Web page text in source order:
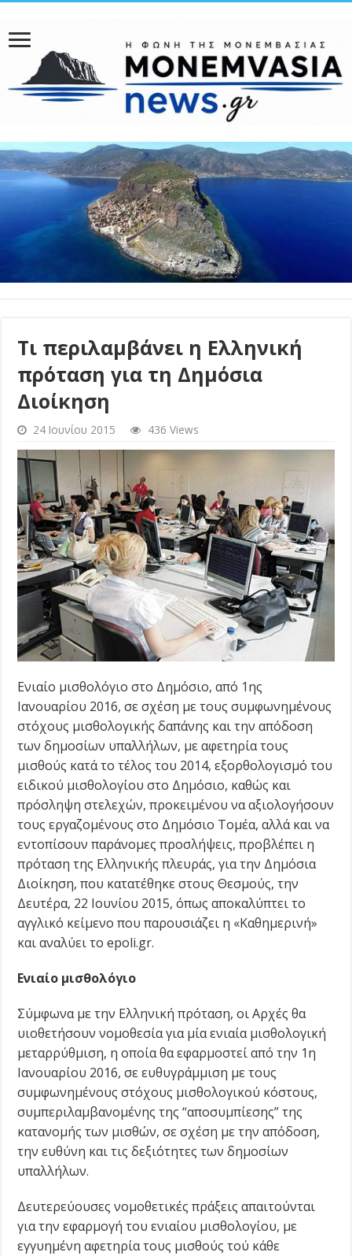
Τι περιλαμβάνει η Ελληνική
πρόταση για τη Δημόσια
Διοίκηση
24 Ιουνίου 2015 436 Views
Ενιαίο μισθολόγιο στο Δημόσιο, από 1ης
Ιανουαρίου 2016, σε σχέση με τους συμφωνημένους
στόχους μισθολογικής δαπάνης και την απόδοση
των δημοσίων υπαλλήλων, με αφετηρία τους
μισθούς κατά το τέλος του 2014, εξορθολογισμό του
ειδικού μισθολογίου στο Δημόσιο, καθώς και
πρόσληψη στελεχών, προκειμένου να αξιολογήσουν
τους εργαζομένους στο Δημόσιο Τομέα, αλλά και να
εντοπίσουν παράνομες προσλήψεις, προβλέπει η
πρόταση της Ελληνικής πλευράς, για την Δημόσια
Διοίκηση, που κατατέθηκε στους Θεσμούς, την
Δευτέρα, 22 Ιουνίου 2015, όπως αποκαλύπτει το
αγγλικό κείμενο που παρουσιάζει η «Καθημερινή»
και αναλύει το epoli.gr.
Ενιαίο μισθολόγιο
Σύμφωνα με την Ελληνική πρόταση, οι Αρχές θα
υιοθετήσουν νομοθεσία για μία ενιαία μισθολογική
μεταρρύθμιση, η οποία θα εφαρμοστεί από την 1η
Ιανουαρίου 2016, σε ευθυγράμμιση με τους
συμφωνημένους στόχους μισθολογικού κόστους,
συμπεριλαμβανομένης της “αποσυμπίεσης” της
κατανομής των μισθών, σε σχέση με την απόδοση,
την ευθύνη και τις δεξιότητες των δημοσίων
υπαλλήλων.
Δευτερεύουσες νομοθετικές πράξεις απαιτούνται
για την εφαρμογή του ενιαίου μισθολογίου, με
εγγυημένη αφετηρία τους μισθούς τού κάθε